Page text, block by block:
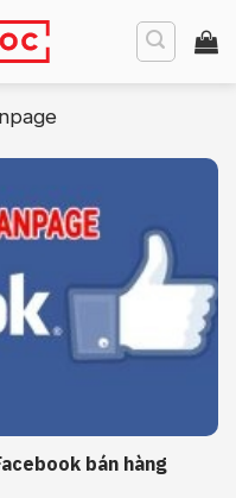
bán hàng